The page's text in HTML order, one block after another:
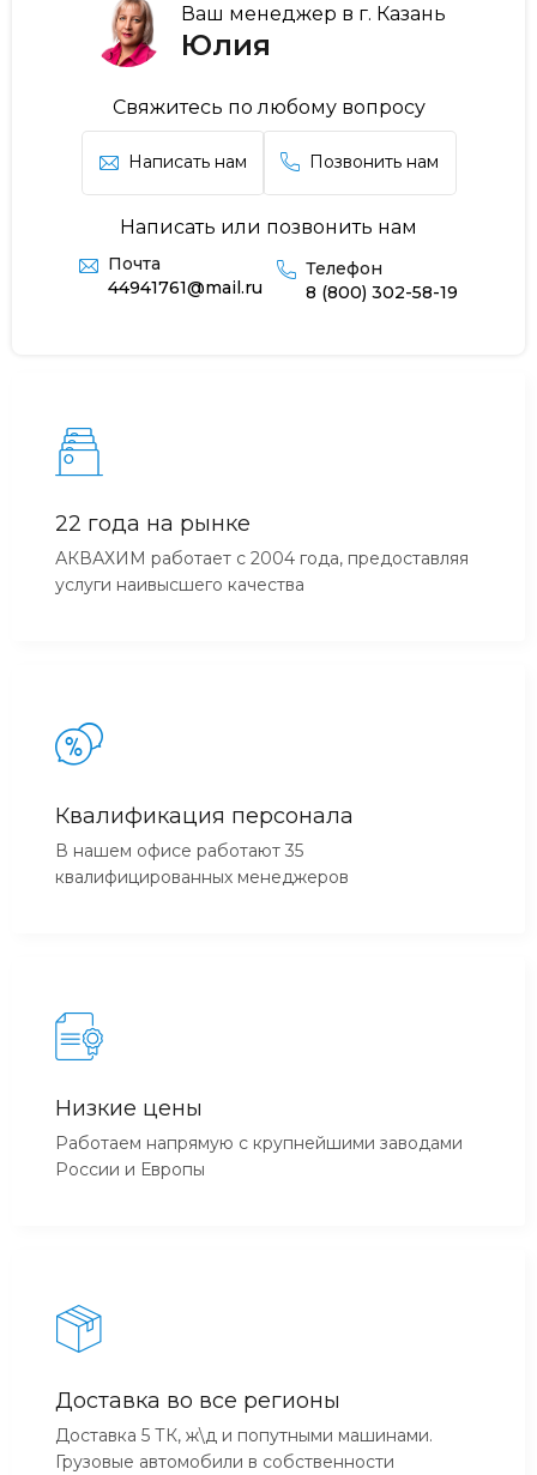
Ваш менеджер в г. Казань
Юлия
Свяжитесь по любому вопросу
Написать нам Позвонить нам
Написать или позвонить нам
Почта
44941761@mail.ru
Телефон
8 (800) 302-58-19
22 года на рынке
АКВАХИМ работает с 2004 года, предоставляя
услуги наивысшего качества
Квалификация персонала
В нашем офисе работают 35
квалифицированных менеджеров
Низкие цены
Работаем напрямую с крупнейшими заводами
России и Европы
Доставка во все регионы
Доставка 5 ТК, ж\д и попутными машинами.
Грузовые автомобили в собственности